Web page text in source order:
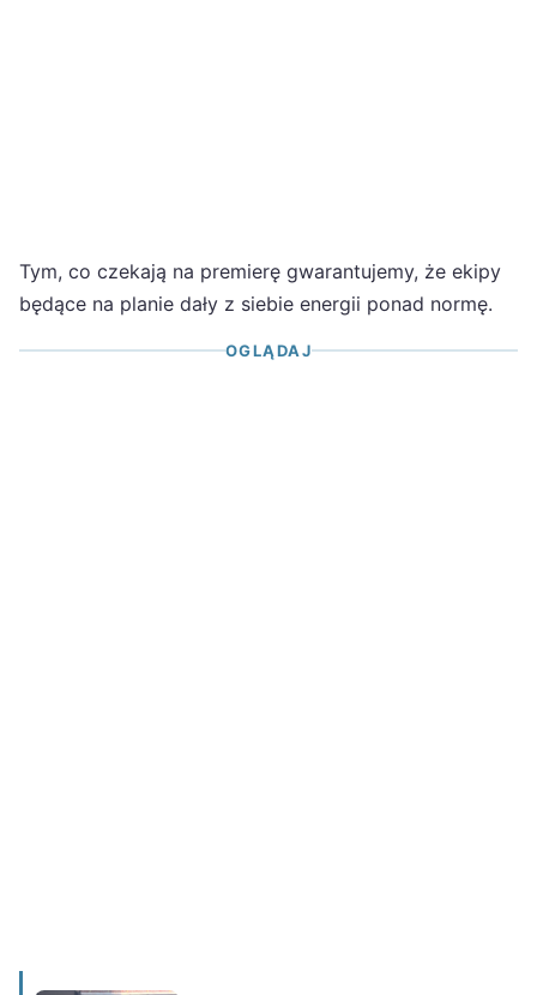
Tym, co czekają na premierę gwarantujemy, że ekipy
będące na planie dały z siebie energii ponad normę.
OGLĄDAJ